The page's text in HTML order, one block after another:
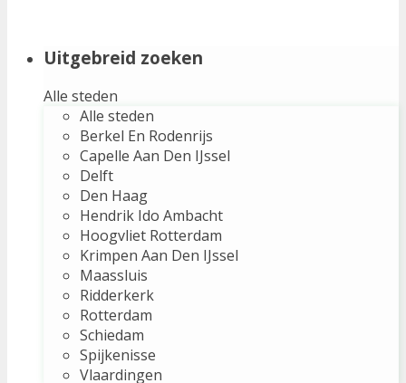
Uitgebreid zoeken
Alle steden
Alle steden
Berkel En Rodenrijs
Capelle Aan Den IJssel
Delft
Den Haag
Hendrik Ido Ambacht
Hoogvliet Rotterdam
Krimpen Aan Den IJssel
Maassluis
Ridderkerk
Rotterdam
Schiedam
Spijkenisse
Vlaardingen